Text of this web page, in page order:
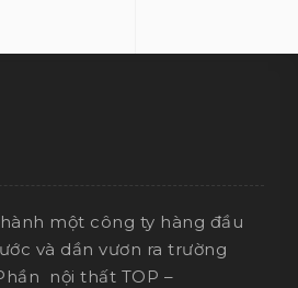
một công ty hàng đầu
và dần vươn ra trường
nội thất TOP –